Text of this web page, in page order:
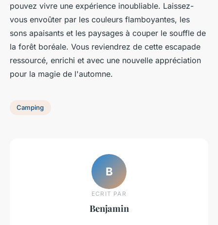
pouvez vivre une expérience inoubliable. Laissez-
vous envoûter par les couleurs flamboyantes, les
sons apaisants et les paysages à couper le souffle de
la forêt boréale. Vous reviendrez de cette escapade
ressourcé, enrichi et avec une nouvelle appréciation
pour la magie de l'automne.
Camping
B
ECRIT PAR
Benjamin